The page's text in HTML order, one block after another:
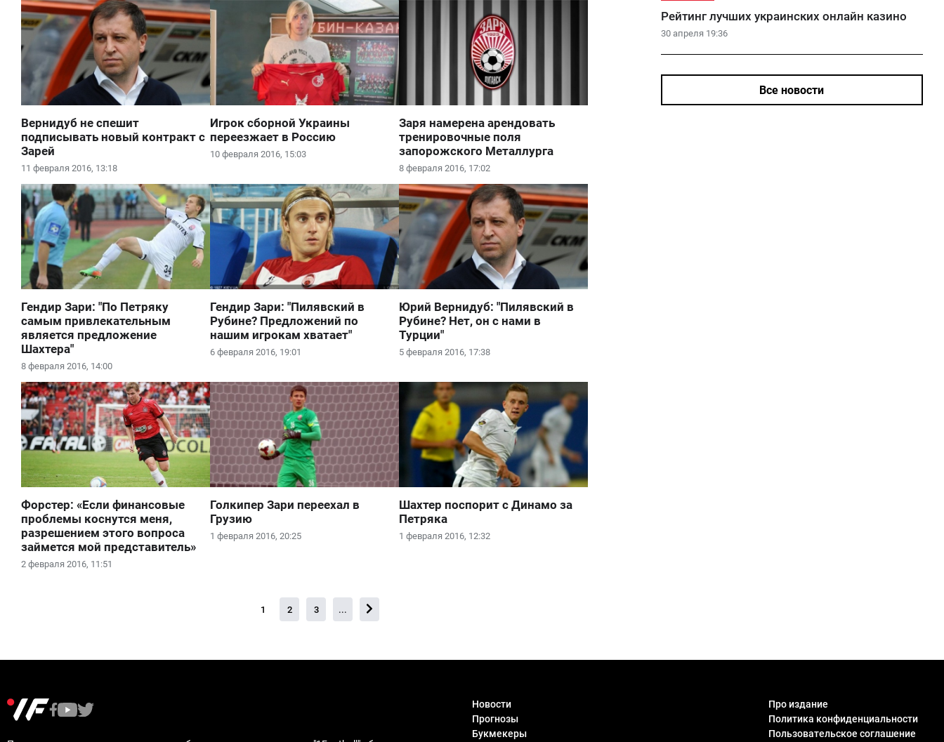
11 февраля 2016, 13:18
Вернидуб не спешит
подписывать новый контракт с
Зарей
10 февраля 2016, 15:03
Игрок сборной Украины
переезжает в Россию
8 февраля 2016, 17:02
Заря намерена арендовать
тренировочные поля
запорожского Металлурга
8 февраля 2016, 14:00
Гендир Зари: "По Петряку
самым привлекательным
является предложение
Шахтера"
6 февраля 2016, 19:01
Гендир Зари: "Пилявский в
Рубине? Предложений по
нашим игрокам хватает"
5 февраля 2016, 17:38
Юрий Вернидуб: "Пилявский в
Рубине? Нет, он с нами в
Турции"
2 февраля 2016, 11:51
Форстер: «Если финансовые
проблемы коснутся меня,
разрешением этого вопроса
займется мой представитель»
1 февраля 2016, 20:25
Голкипер Зари переехал в
Грузию
1 февраля 2016, 12:32
Шахтер поспорит с Динамо за
Петряка
1 2 3 ...
30 апреля 19:36
Рейтинг лучших украинских онлайн казино
Все новости
Новости
Прогнозы
Букмекеры
Про издание
Политика конфиденциальности
Пользовательское соглашение